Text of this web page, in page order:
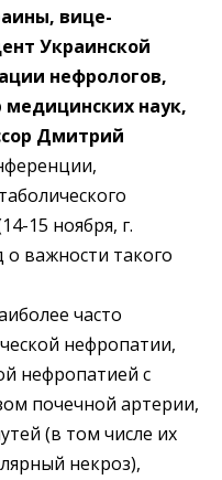
вице-
Украинской
нефрологов,
медицинских наук,
Дмитрий
15 ноября, г.
о важности такого
часто
нефропатии,
нефропатией с
почечной артерии,
(в том числе их
некроз),